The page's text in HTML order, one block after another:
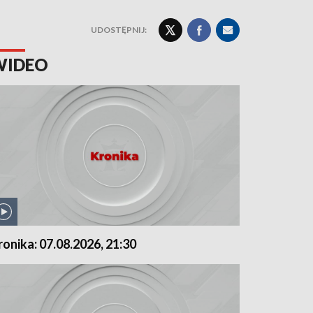
UDOSTĘPNIJ:
07.08.2026, 21:30